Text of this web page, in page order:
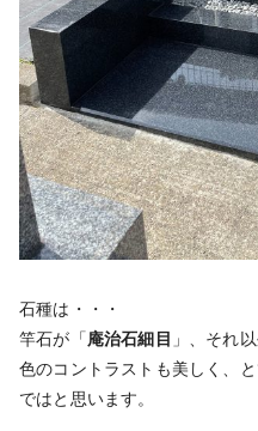
石種は・・・
竿石が「庵治石細目 」、それ
色のコントラストも美しく、
ではと思います。